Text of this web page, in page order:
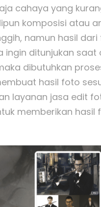
cahaya yang
komposisi atau
namun hasil
ingin ditunjukan
dibutuhkan
hasil foto
layanan jasa edit
memberikan hasil